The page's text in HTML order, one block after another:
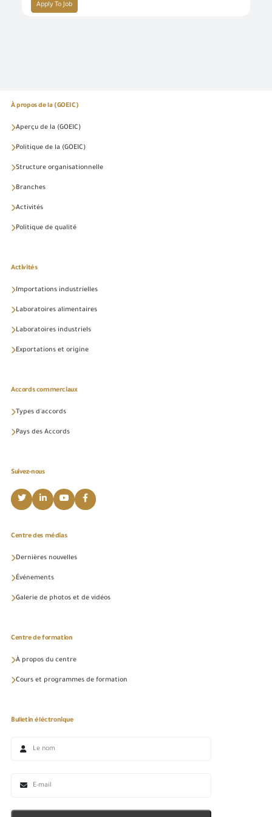
Apply To Job
À propos de la (GOEIC)
Aperçu de la (GOEIC)
Politique de la (GOEIC)
Structure organisationnelle
Branches
Activités
Politique de qualité
Activités
Importations industrielles
Laboratoires alimentaires
Laboratoires industriels
Exportations et origine
Accords commerciaux
Types d'accords
Pays des Accords
Suivez-nous
Centre des médias
Dernières nouvelles
Événements
Galerie de photos et de vidéos
Centre de formation
À propos du centre
Cours et programmes de formation
Bulletin éléctronique